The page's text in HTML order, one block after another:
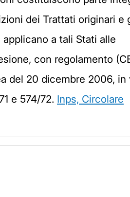
dei Trattati originari e
a tali Stati alle
con regolamento
del 20 dicembre 2006, in
e 574/72. Inps, Circolare